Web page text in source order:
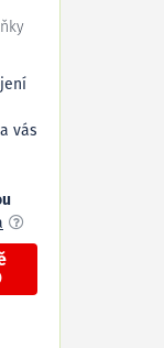
vás